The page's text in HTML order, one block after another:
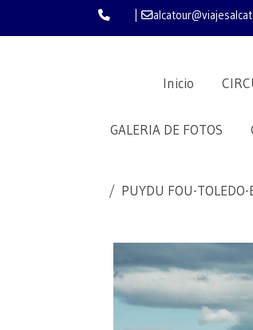
|
Inicio
GALERIA DE FOTOS
PUYDU FOU-